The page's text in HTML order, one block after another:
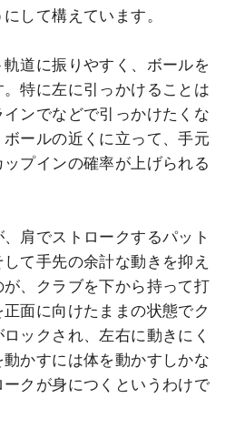
して構えています。
道に振りやすく、ボールを
特に左に引っかけることは
ンでなどで引っかけたくな
ールの近くに立って、手元
プインの確率が上げられる
肩でストロークするパット
て手先の余計な動きを抑え
、クラブを下から持って打
面に向けたままの状態でク
ックされ、左右に動きにく
かすには体を動かすしかな
クが身につくというわけで